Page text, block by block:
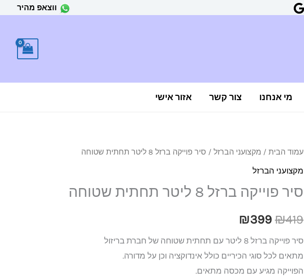
ווצאפ מהיר
מי אנחנו צור קשר אזור אישי
עמוד הבית / מקצועני הברזל / סיר פוייקה ברזל 8 ליטר תחתית שטוחה
מקצועני הברזל
סיר פוייקה ברזל 8 ליטר תחתית שטוחה
₪419
המחיר
היה:
₪419.
₪399
המחיר
הוא:
סיר פוייקה ברזל 8 ליטר עם תחתית שטוחה של חברת בריזול
מתאים לכל סוגי הכיריים כולל אינדוקציה וכן על מדורה.
הפוייקה מגיע עם מכסה מתאים.
כמות
של
פוייקה
8
ליטר
תחתית
שטוחה